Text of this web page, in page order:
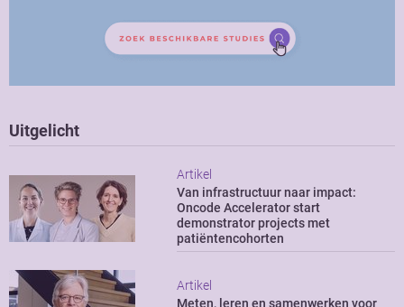
Uitgelicht
Artikel
Van infrastructuur naar impact:
Oncode Accelerator start
demonstrator projects met
patiëntencohorten
Artikel
Meten, leren en samenwerken voor